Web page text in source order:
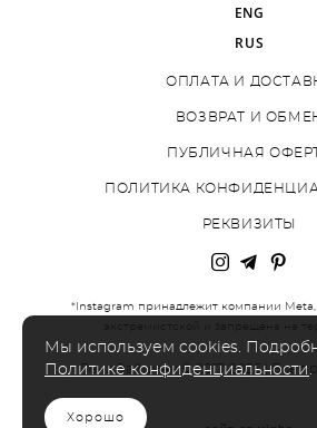
ENG
RUS
ОПЛАТА И
ВОЗВРАТ И
ПУБЛИЧНАЯ
ПОЛИТИКА
РЕКВИЗИТЫ
*Instagram принадлежит компании Meta,
экстремистской и запрещена на
Лена Зайцман © 2017-2025 | Все
Мы используем cookies.
Политике конфиденциальности .
Хорошо